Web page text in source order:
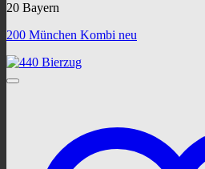
20 Bayern
200 München Kombi neu